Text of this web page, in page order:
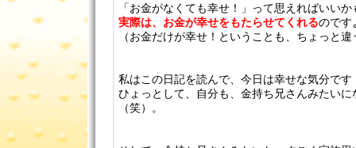
「お金がなくても幸せ！」って思えればいい
実際は、お金が幸せをもたらせてくれるのです
（お金だけが幸せ！ということも、ちょっと
私はこの日記を読んで、今日は幸せな気分です
ひょっとして、自分も、金持ち兄さんみたい
（笑）。